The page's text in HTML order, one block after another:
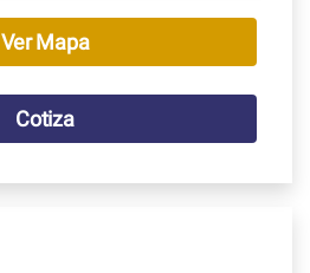
Ver Mapa
Cotiza